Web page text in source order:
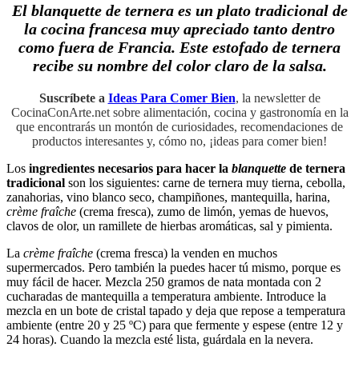
El blanquette de ternera es un plato tradicional de
la cocina francesa muy apreciado tanto dentro
como fuera de Francia. Este estofado de ternera
recibe su nombre del color claro de la salsa.
Suscríbete a Ideas Para Comer Bien, la newsletter de
CocinaConArte.net sobre alimentación, cocina y gastronomía en la
que encontrarás un montón de curiosidades, recomendaciones de
productos interesantes y, cómo no, ¡ideas para comer bien!
Los ingredientes necesarios para hacer la blanquette de ternera
tradicional son los siguientes: carne de ternera muy tierna, cebolla,
zanahorias, vino blanco seco, champiñones, mantequilla, harina,
crème fraîche (crema fresca), zumo de limón, yemas de huevos,
clavos de olor, un ramillete de hierbas aromáticas, sal y pimienta.
La crème fraîche (crema fresca) la venden en muchos
supermercados. Pero también la puedes hacer tú mismo, porque es
muy fácil de hacer. Mezcla 250 gramos de nata montada con 2
cucharadas de mantequilla a temperatura ambiente. Introduce la
mezcla en un bote de cristal tapado y deja que repose a temperatura
ambiente (entre 20 y 25 ºC) para que fermente y espese (entre 12 y
24 horas). Cuando la mezcla esté lista, guárdala en la nevera.